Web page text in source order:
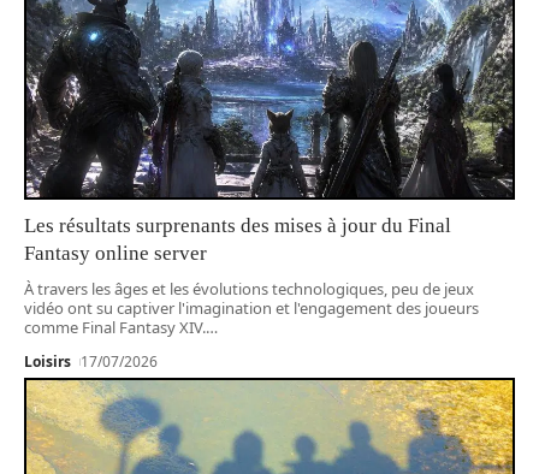
Les résultats surprenants des mises à jour du Final
Fantasy online server
À travers les âges et les évolutions technologiques, peu de jeux
vidéo ont su captiver l'imagination et l'engagement des joueurs
comme Final Fantasy XIV.…
Loisirs 17/07/2026